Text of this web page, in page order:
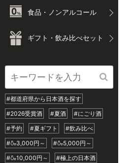
食品・ノンアルコール
ギフト・飲み比べセット
#都道府県から日本酒を探す
#2026受賞酒
#夏酒
#にごり酒
#予約
#夏ギフト
#飲み比べ
#🍶3,000円～
#🍶5,000円～
#🍶10,000円～
#極上の日本酒